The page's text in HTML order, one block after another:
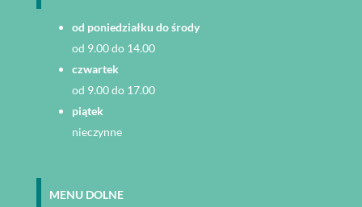
od poniedziałku do środy
od 9.00 do 14.00
czwartek
od 9.00 do 17.00
piątek
nieczynne
MENU DOLNE